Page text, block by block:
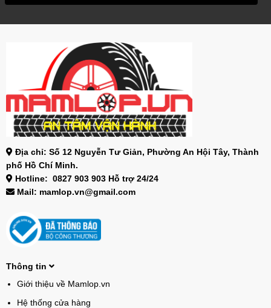
Địa chỉ: Số 12 Nguyễn Tư Giản, Phường An Hội Tây, Thành
phố Hồ Chí Minh.
Hotline: 0827 903 903 Hỗ trợ 24/24
Mail: mamlop.vn@gmail.com
Thông tin
Giới thiệu về Mamlop.vn
Hệ thống cửa hàng